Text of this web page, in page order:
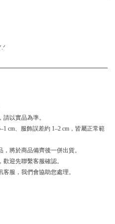
以實品為準。
cm、服飾誤差約 1–2 cm，皆屬正常範
將於商品備齊後一併出貨。
迎先聯繫客服確認。
服，我們會協助您處理。